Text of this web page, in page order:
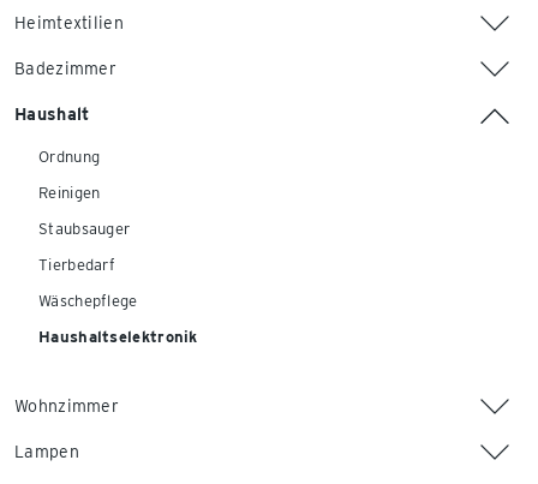
Heimtextilien
Badezimmer
Haushalt
Ordnung
Reinigen
Staubsauger
Tierbedarf
Wäschepflege
Haushaltselektronik
Wohnzimmer
Lampen